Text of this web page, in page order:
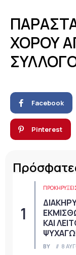
ΧΟΡΟΥ
Facebook
Pinterest
ΚΑΙ
BY 8